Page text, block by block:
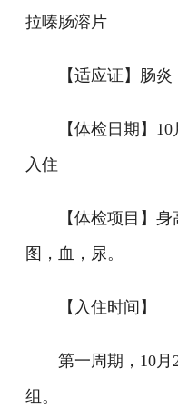
拉嗪肠溶片
【适应证】肠炎
【体检日期】
入住
【体检项目】
图，血，尿。
【入住时间】
第一周期，10月
组。